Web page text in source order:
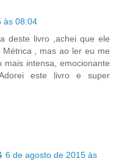
às 08:04
deste livro ,achei que ele
, mas ao ler eu me
intensa, emocionante
este livro e super
6 de agosto de 2015 às